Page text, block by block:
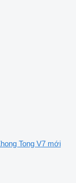
Tong V7 mới